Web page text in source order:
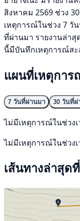
สิงหาคม 2569 ช่วง
เหตุการณ์ในช่วง 7 วั
ที่ผ่านมา รายงานล่าสุ
นี้มีบันทึกเหตุการณ์ส
แผนที่เหตุการ
7 วันที่ผ่านมา 30 วันที่ผ่
ไม่มีเหตุการณ์ในช่วง
ไม่มีเหตุการณ์ในช่วง
เส้นทางล่าสุด